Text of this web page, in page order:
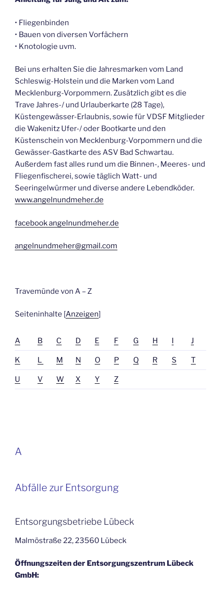
• Fliegenbinden
• Bauen von diversen Vorfächern
• Knotologie uvm.
Bei uns erhalten Sie die Jahresmarken vom Land
Schleswig-Holstein und die Marken vom Land
Mecklenburg-Vorpommern. Zusätzlich gibt es die
Trave Jahres-/ und Urlauberkarte (28 Tage),
Küstengewässer-Erlaubnis, sowie für VDSF Mitglieder
die Wakenitz Ufer-/ oder Bootkarte und den
Küstenschein von Mecklenburg-Vorpommern und die
Gewässer-Gastkarte des ASV Bad Schwartau.
Außerdem fast alles rund um die Binnen-, Meeres- und
Fliegenfischerei, sowie täglich Watt- und
Seeringelwürmer und diverse andere Lebendköder.
www.angelnundmeher.de
facebook angelnundmeher.de
angelnundmeher@gmail.com
Travemünde von A – Z
Seiteninhalte [Anzeigen]
A B C D E F G H I J
K L M N O P Q R S T
U V W X Y Z
A
Abfälle zur Entsorgung
Entsorgungsbetriebe Lübeck
Malmöstraße 22, 23560 Lübeck
Öffnungszeiten der Entsorgungszentrum Lübeck
GmbH: